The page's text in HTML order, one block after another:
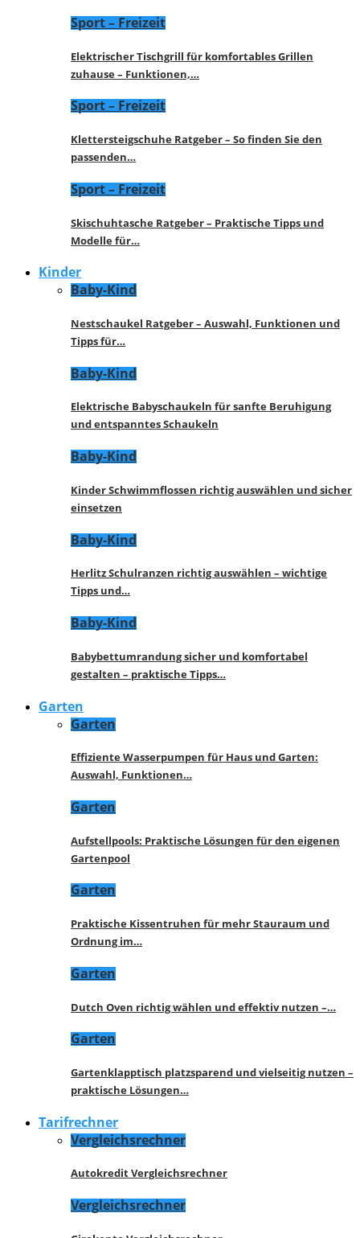
Sport – Freizeit
Elektrischer Tischgrill für komfortables Grillen
zuhause – Funktionen,…
Sport – Freizeit
Klettersteigschuhe Ratgeber – So finden Sie den
passenden…
Sport – Freizeit
Skischuhtasche Ratgeber – Praktische Tipps und
Modelle für…
Kinder
Baby-Kind
Nestschaukel Ratgeber – Auswahl, Funktionen und
Tipps für…
Baby-Kind
Elektrische Babyschaukeln für sanfte Beruhigung
und entspanntes Schaukeln
Baby-Kind
Kinder Schwimmflossen richtig auswählen und sicher
einsetzen
Baby-Kind
Herlitz Schulranzen richtig auswählen – wichtige
Tipps und…
Baby-Kind
Babybettumrandung sicher und komfortabel
gestalten – praktische Tipps…
Garten
Garten
Effiziente Wasserpumpen für Haus und Garten:
Auswahl, Funktionen…
Garten
Aufstellpools: Praktische Lösungen für den eigenen
Gartenpool
Garten
Praktische Kissentruhen für mehr Stauraum und
Ordnung im…
Garten
Dutch Oven richtig wählen und effektiv nutzen –…
Garten
Gartenklapptisch platzsparend und vielseitig nutzen –
praktische Lösungen…
Tarifrechner
Vergleichsrechner
Autokredit Vergleichsrechner
Vergleichsrechner